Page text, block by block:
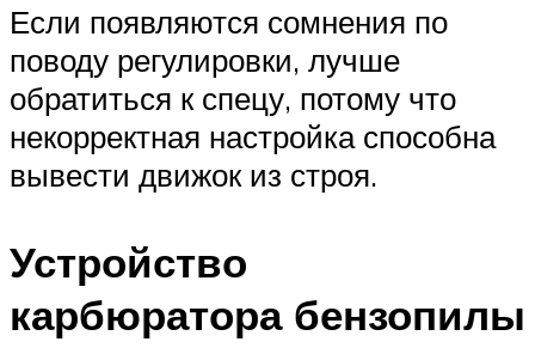
Если появляются сомнения по
поводу регулировки, лучше
обратиться к спецу, потому что
некорректная настройка способна
вывести движок из строя.
Устройство
карбюратора бензопилы